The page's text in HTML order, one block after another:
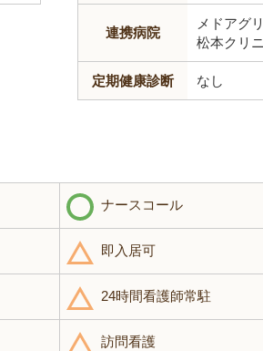
連携病院
メドアグ
松本クリ
定期健康診断 なし
ナースコール
即入居可
24時間看護師常駐
訪問看護